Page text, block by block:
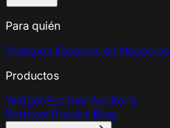
Para quién
Colegios Escuelas de Negocios
Productos
Widget Escáner Auditoría
Partners Precios Blog